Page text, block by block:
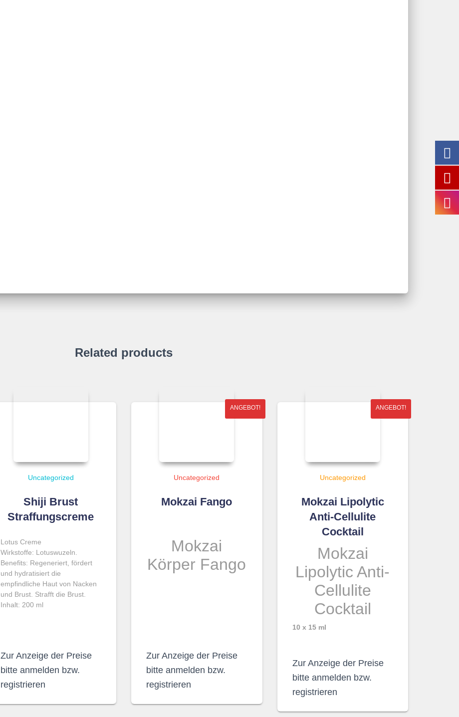
Related products
Uncategorized
Shiji Brust
Straffungscreme
Lotus Creme
Wirkstoffe: Lotuswuzeln.
Benefits: Regeneriert, fördert
und hydratisiert die
empfindliche Haut von Nacken
und Brust. Strafft die Brust.
Inhalt: 200 ml
Zur Anzeige der Preise
bitte anmelden bzw.
registrieren
ANGEBOT!
Uncategorized
Mokzai Fango
Mokzai
Körper Fango
Zur Anzeige der Preise
bitte anmelden bzw.
registrieren
ANGEBOT!
Uncategorized
Mokzai Lipolytic
Anti-Cellulite
Cocktail
Mokzai
Lipolytic Anti-
Cellulite
Cocktail
10 x 15 ml
Zur Anzeige der Preise
bitte anmelden bzw.
registrieren